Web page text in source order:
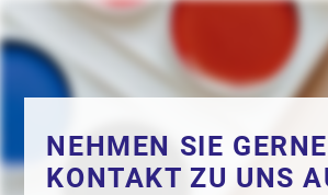
NEHMEN SIE GERNE
KONTAKT ZU UNS